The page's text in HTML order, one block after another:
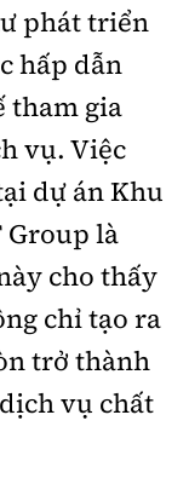
phát triển
hấp dẫn
tham gia
vụ. Việc
dự án Khu
Group là
cho thấy
chỉ tạo ra
trở thành
vụ chất